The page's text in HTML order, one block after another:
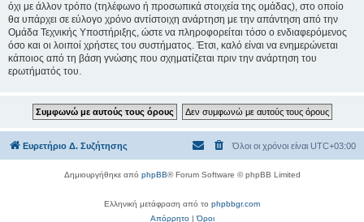
όχι με άλλον τρόπο (τηλέφωνο ή προσωπικά στοιχεία της ομάδας), στο οποίο
θα υπάρχει σε εύλογο χρόνο αντίστοιχη ανάρτηση με την απάντηση από την
Ομάδα Τεχνικής Υποστήριξης, ώστε να πληροφορείται τόσο ο ενδιαφερόμενος
όσο και οι λοιποί χρήστες του συστήματος. Έτσι, καλό είναι να ενημερώνεται
κάποιος από τη βάση γνώσης που σχηματίζεται πριν την ανάρτηση του
ερωτήματός του.
Ευρετήριο Δ. Συζήτησης Όλοι οι χρόνοι είναι UTC+03:00
Δημιουργήθηκε από phpBB® Forum Software © phpBB Limited
Ελληνική μετάφραση από το phpbbgr.com
Απόρρητο|Όροι